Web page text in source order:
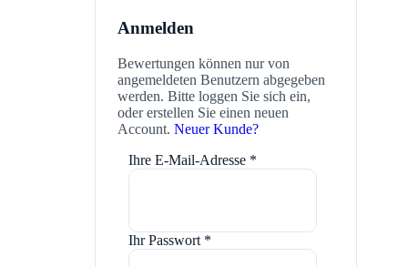
Anmelden
Bewertungen können nur von
angemeldeten Benutzern abgegeben
werden. Bitte loggen Sie sich ein,
oder erstellen Sie einen neuen
Account. Neuer Kunde?
Ihre E-Mail-Adresse *
Ihr Passwort *